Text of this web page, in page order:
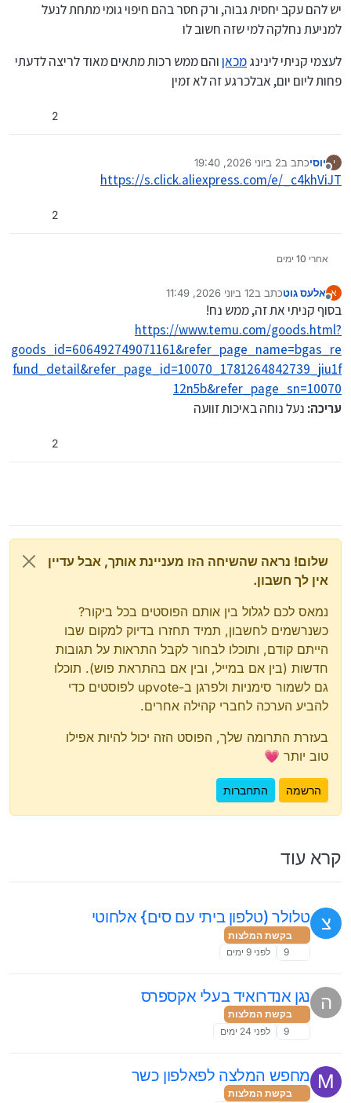
יש להם עקב יחסית גבוה, ורק חסר בהם חיפוי גומי מתחת לנעל
למניעת נחלקה למי שזה חשוב לו
לעצמי קניתי לינינגמכאןוהם ממש רכות מתאים מאוד לריצה לדעתי
פחות ליום יום, אבלכרגע זה לא זמין
2
י
מנותק
יוסיכתב ב2 ביוני 2026, 19:40
נערך לאחרונה על ידי יצחק
https://s.click.aliexpress.com/e/_c4khViJT
2
אחרי 10 ימים
א
מנותק
אלעס גוטכתב ב12 ביוני 2026, 11:49
נערך לאחרונה על ידי אלעס גוט
בסוף קניתי את זה, ממש נח!
https://www.temu.com/goods.html?
goods_id=606492749071161&refer_page_name=bgas_re
fund_detail&refer_page_id=10070_1781264842739_jiu1f
12n5b&refer_page_sn=10070
עריכה: נעל נוחה באיכות זוועה
2
שלום! נראה שהשיחה הזו מעניינת אותך, אבל עדיין
אין לך חשבון.
נמאס לכם לגלול בין אותם הפוסטים בכל ביקור?
כשנרשמים לחשבון, תמיד תחזרו בדיוק למקום שבו
הייתם קודם, ותוכלו לבחור לקבל התראות על תגובות
חדשות (בין אם במייל, ובין אם בהתראת פוש). תוכלו
גם לשמור סימניות ולפרגן ב-upvote לפוסטים כדי
להביע הערכה לחברי קהילה אחרים.
בעזרת התרומה שלך, הפוסט הזה יכול להיות אפילו
טוב יותר 💗
הרשמה התחברות
קרא עוד
צ טלולר (טלפון ביתי עם סים} אלחוטי
בקשת המלצות
9
לפני 9 ימים
ה נגן אנדרואיד בעלי אקספרס
בקשת המלצות
9
לפני 24 ימים
M מחפש המלצה לפאלפון כשר
בקשת המלצות